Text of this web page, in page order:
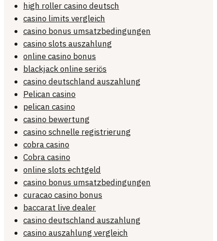
high roller casino deutsch
casino limits vergleich
casino bonus umsatzbedingungen
casino slots auszahlung
online casino bonus
blackjack online seriös
casino deutschland auszahlung
Pelican casino
pelican casino
casino bewertung
casino schnelle registrierung
cobra casino
Cobra casino
online slots echtgeld
casino bonus umsatzbedingungen
curacao casino bonus
baccarat live dealer
casino deutschland auszahlung
casino auszahlung vergleich